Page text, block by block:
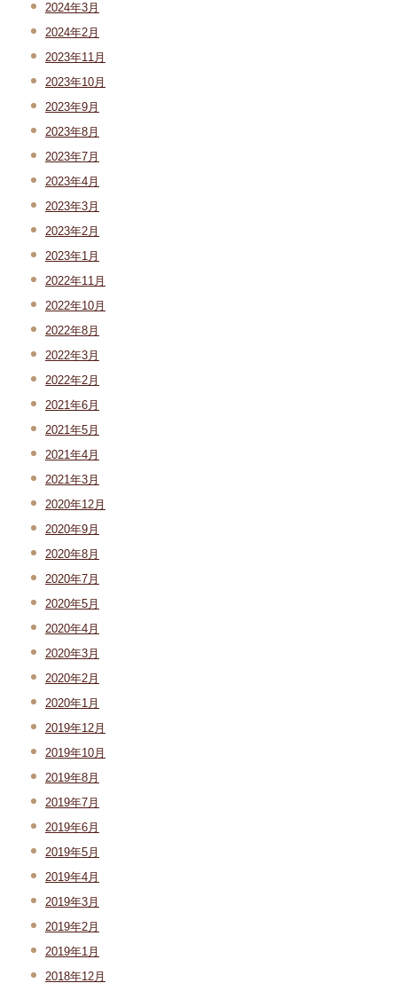
2024年3月
2024年2月
2023年11月
2023年10月
2023年9月
2023年8月
2023年7月
2023年4月
2023年3月
2023年2月
2023年1月
2022年11月
2022年10月
2022年8月
2022年3月
2022年2月
2021年6月
2021年5月
2021年4月
2021年3月
2020年12月
2020年9月
2020年8月
2020年7月
2020年5月
2020年4月
2020年3月
2020年2月
2020年1月
2019年12月
2019年10月
2019年8月
2019年7月
2019年6月
2019年5月
2019年4月
2019年3月
2019年2月
2019年1月
2018年12月